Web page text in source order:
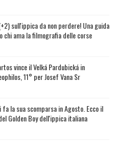
sull'ippica da non perdere! Una guida
chi ama la filmografia delle corse
vince il Velká Pardubická in
11° per Josef Vana Sr
fa la sua scomparsa in Agosto. Ecco il
Golden Boy dell'ippica italiana